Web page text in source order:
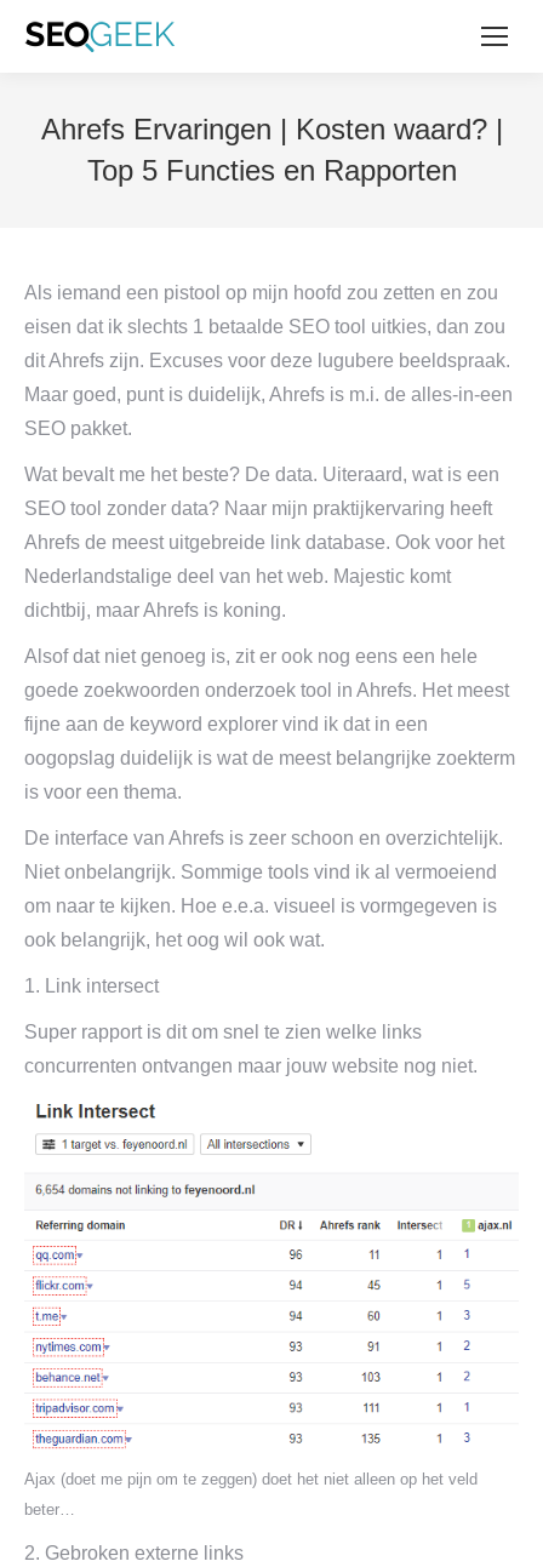
Ahrefs Ervaringen | Kosten waard? |
Top 5 Functies en Rapporten
Als iemand een pistool op mijn hoofd zou zetten en zou
eisen dat ik slechts 1 betaalde SEO tool uitkies, dan zou
dit Ahrefs zijn. Excuses voor deze lugubere beeldspraak.
Maar goed, punt is duidelijk, Ahrefs is m.i. de alles-in-een
SEO pakket.
Wat bevalt me het beste? De data. Uiteraard, wat is een
SEO tool zonder data? Naar mijn praktijkervaring heeft
Ahrefs de meest uitgebreide link database. Ook voor het
Nederlandstalige deel van het web. Majestic komt
dichtbij, maar Ahrefs is koning.
Alsof dat niet genoeg is, zit er ook nog eens een hele
goede zoekwoorden onderzoek tool in Ahrefs. Het meest
fijne aan de keyword explorer vind ik dat in een
oogopslag duidelijk is wat de meest belangrijke zoekterm
is voor een thema.
De interface van Ahrefs is zeer schoon en overzichtelijk.
Niet onbelangrijk. Sommige tools vind ik al vermoeiend
om naar te kijken. Hoe e.e.a. visueel is vormgegeven is
ook belangrijk, het oog wil ook wat.
1. Link intersect
Super rapport is dit om snel te zien welke links
concurrenten ontvangen maar jouw website nog niet.
Ajax (doet me pijn om te zeggen) doet het niet alleen op het veld
beter…
2. Gebroken externe links